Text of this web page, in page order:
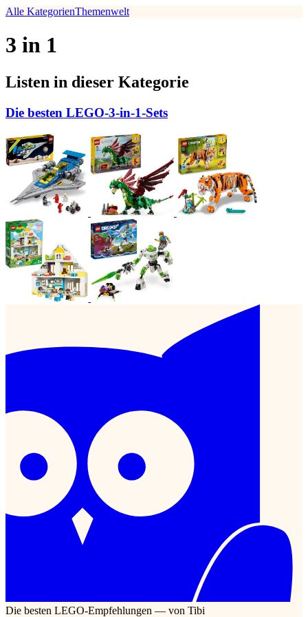
Alle KategorienThemenwelt
3 in 1
Listen in dieser Kategorie
Die besten LEGO-3-in-1-Sets
Die besten LEGO-Empfehlungen — von Tibi